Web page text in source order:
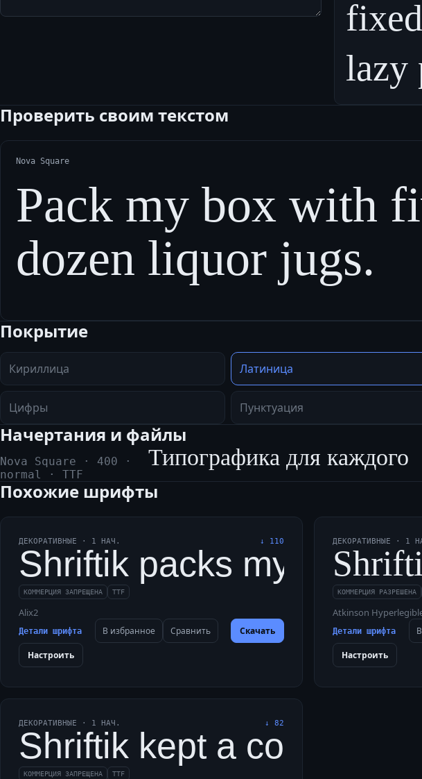
lazy
Проверить своим текстом
Nova Square
Pack my box with
dozen liquor jugs.
Покрытие
Кириллица Латиница
Цифры Пунктуация
Начертания и файлы
Nova Square · 400 ·
normal
· TTF
Типографика для каждого
Похожие шрифты
ДЕКОРАТИВНЫЕ · 1 НАЧ. ↓ 110
Shriftik packs my box
КОММЕРЦИЯ ЗАПРЕЩЕНА TTF
Alix2
Детали шрифта В избранное Сравнить Скачать
Настроить
ДЕКОРАТИВНЫЕ · 1
КОММЕРЦИЯ РАЗРЕШЕНА
Atkinson
Детали шрифта
Настроить
ДЕКОРАТИВНЫЕ · 1 НАЧ. ↓82
Shriftik kept a cozy black
КОММЕРЦИЯ ЗАПРЕЩЕНА TTF